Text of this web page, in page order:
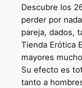
Descubre los
perder por
pareja, dados,
Tienda Erótica
mayores
Su efecto es
tanto a